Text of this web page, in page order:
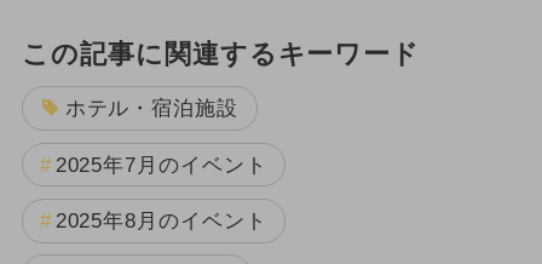
この記事に関連するキーワード
ホテル・宿泊施設
2025年7月のイベント
2025年8月のイベント